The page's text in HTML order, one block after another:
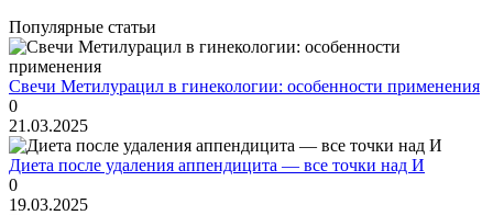
Популярные статьи
Свечи Метилурацил в гинекологии: особенности применения
0
21.03.2025
Диета после удаления аппендицита — все точки над И
0
19.03.2025